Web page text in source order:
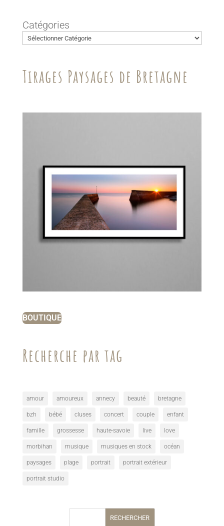
Catégories
Tirages Paysages de Bretagne
BOUTIQUE
Recherche par tag
amour amoureux annecy beauté bretagne
bzh bébé cluses concert couple enfant
famille grossesse haute-savoie live love
morbihan musique musiques en stock océan
paysages plage portrait portrait extérieur
portrait studio
RECHERCHER